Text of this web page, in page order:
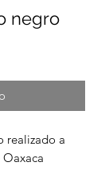
negro
realizado a